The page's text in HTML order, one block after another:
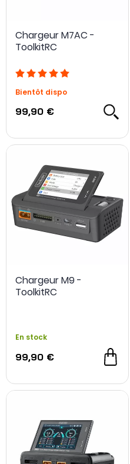
Chargeur M7AC -
ToolkitRC
Bientôt dispo
99,90 €
Chargeur M9 -
ToolkitRC
En stock
99,90 €